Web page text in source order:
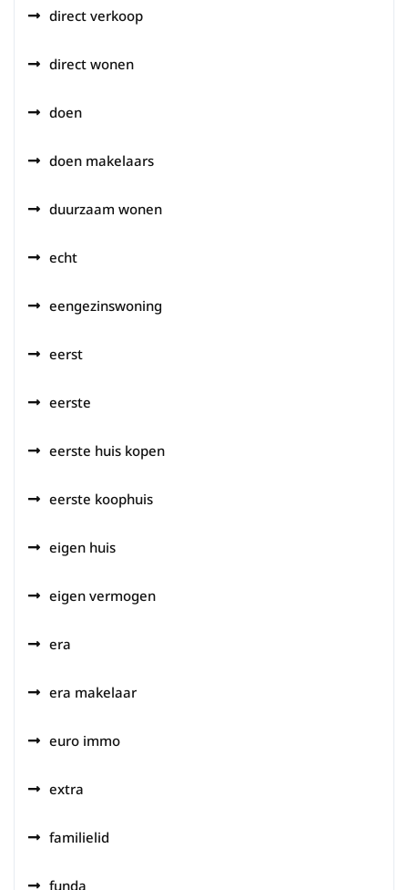
direct verkoop
direct wonen
doen
doen makelaars
duurzaam wonen
echt
eengezinswoning
eerst
eerste
eerste huis kopen
eerste koophuis
eigen huis
eigen vermogen
era
era makelaar
euro immo
extra
familielid
funda